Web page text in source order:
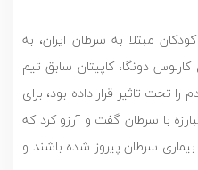
مبتلا به سرطان ایران، به
دونگا، کاپیتان سابق تیم
را تحت تاثیر قرار داده بود، برای
با سرطان گفت و آرزو کرد که
جهان بر بیماری سرطان پیروز شده باشند و